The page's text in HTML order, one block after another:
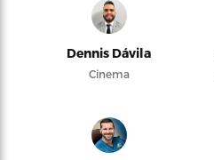
Dennis Dávila
Cinema